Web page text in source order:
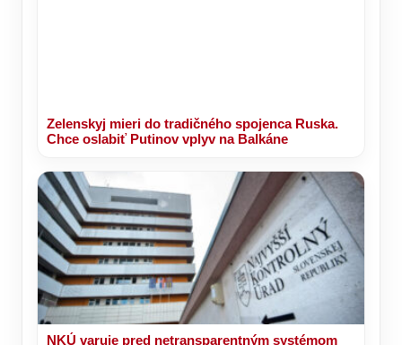
Zelenskyj mieri do tradičného spojenca Ruska.
Chce oslabiť Putinov vplyv na Balkáne
NKÚ varuje pred netransparentným systémom